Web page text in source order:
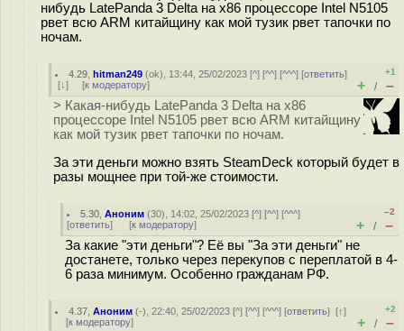
нибудь LatePanda 3 Delta на x86 процессоре Intel N5105
рвет всю ARM китайщину как мой тузик рвет тапочки по
ночам.
4.29 ,hitman249 (ok), 13:44, 25/02/2023 [^] [^^] [^^^] [ответить]
[↓] [к модератору]
+1
+ / –
> Какая-нибудь LatePanda 3 Delta на x86
процессоре Intel N5105 рвет всю ARM китайщину
как мой тузик рвет тапочки по ночам.
За эти деньги можно взять SteamDeck который будет в
разы мощнее при той-же стоимости.
5.30 ,Аноним (30), 14:02, 25/02/2023 [^] [^^] [^^^]
[ответить] [к модератору]
–2
+ / –
За какие "эти деньги"? Её вы "За эти деньги" не
достанете, только через перекупов с переплатой в 4-
6 раза минимум. Особенно гражданам PФ.
4.37 ,Аноним (-), 22:40, 25/02/2023 [^] [^^] [^^^] [ответить][↑]
[к модератору]
+2
+ / –